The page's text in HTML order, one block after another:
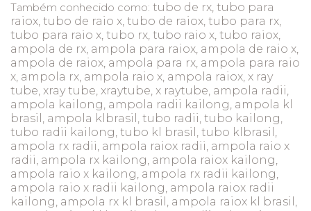
Também conhecido como: tubo de rx, tubo para
raiox, tubo de raio x, tubo de raiox, tubo para rx,
tubo para raio x, tubo rx, tubo raio x, tubo raiox,
ampola de rx, ampola para raiox, ampola de raio x,
ampola de raiox, ampola para rx, ampola para raio
x, ampola rx, ampola raio x, ampola raiox, x ray
tube, xray tube, xraytube, x raytube, ampola radii,
ampola kailong, ampola radii kailong, ampola kl
brasil, ampola klbrasil, tubo radii, tubo kailong,
tubo radii kailong, tubo kl brasil, tubo klbrasil,
ampola rx radii, ampola raiox radii, ampola raio x
radii, ampola rx kailong, ampola raiox kailong,
ampola raio x kailong, ampola rx radii kailong,
ampola raio x radii kailong, ampola raiox radii
kailong, ampola rx kl brasil, ampola raiox kl brasil,